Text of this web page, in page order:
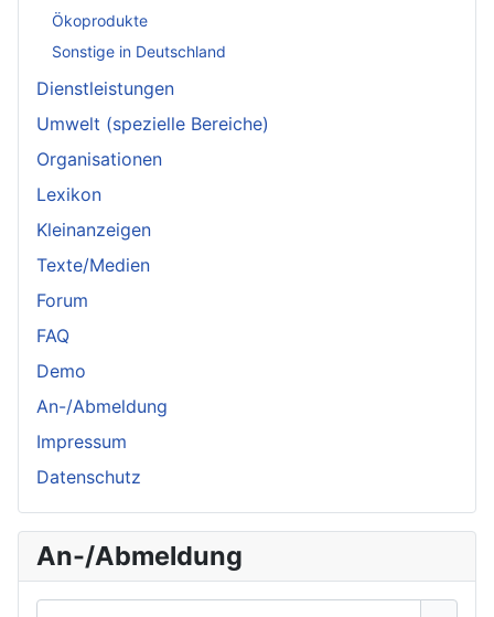
Ökoprodukte
Sonstige in Deutschland
Dienstleistungen
Umwelt (spezielle Bereiche)
Organisationen
Lexikon
Kleinanzeigen
Texte/Medien
Forum
FAQ
Demo
An-/Abmeldung
Impressum
Datenschutz
An-/Abmeldung